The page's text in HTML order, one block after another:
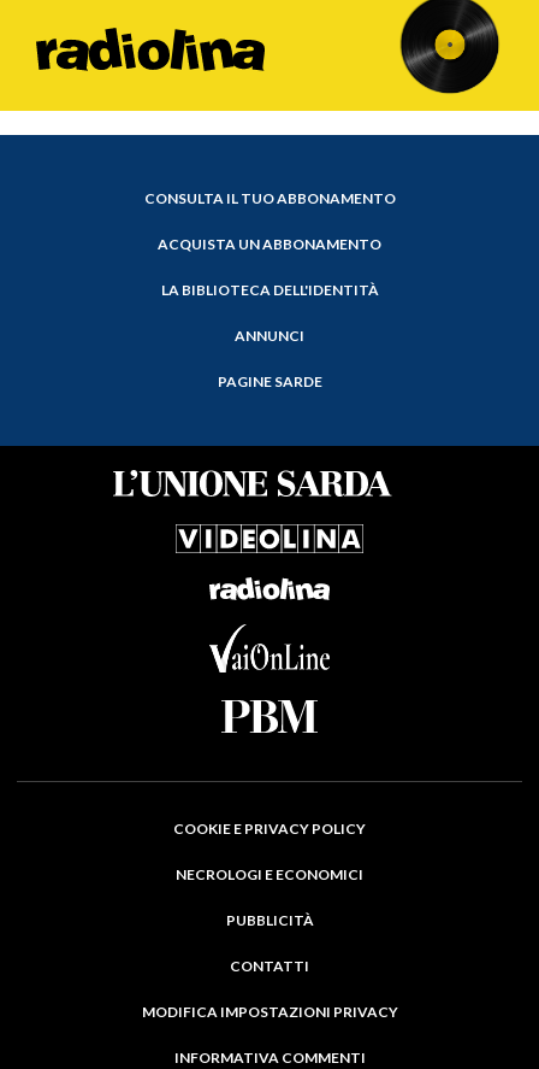
CONSULTA IL TUO ABBONAMENTO
ACQUISTA UN ABBONAMENTO
LA BIBLIOTECA DELL'IDENTITÀ
ANNUNCI
PAGINE SARDE
COOKIE E PRIVACY POLICY
NECROLOGI E ECONOMICI
PUBBLICITÀ
CONTATTI
MODIFICA IMPOSTAZIONI PRIVACY
INFORMATIVA COMMENTI